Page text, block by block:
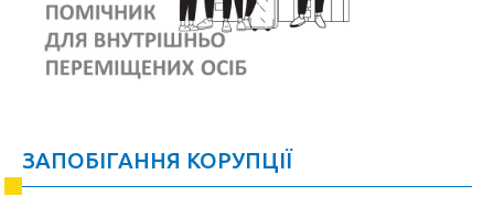
ЗАПОБІГАННЯ КОРУПЦІЇ